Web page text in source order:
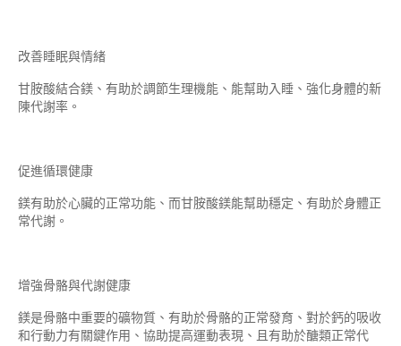
改善睡眠與情緒
甘胺酸結合鎂、有助於調節生理機能、能幫助入睡、強化身體的新
陳代謝率。
促進循環健康
鎂有助於心臟的正常功能、而甘胺酸鎂能幫助穩定、有助於身體正
常代謝。
增強骨骼與代謝健康
鎂是骨骼中重要的礦物質、有助於骨骼的正常發育、對於鈣的吸收
和行動力有關鍵作用、協助提高運動表現、且有助於醣類正常代